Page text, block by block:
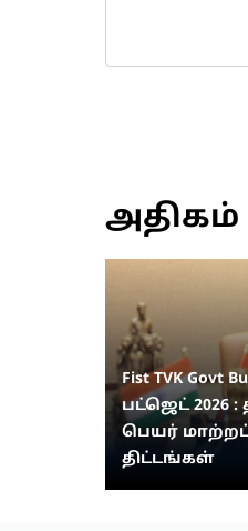
அதிகம்
Fist TVK Govt
பட்ஜெட் 2026
பெயர்
திட்டங்கள்